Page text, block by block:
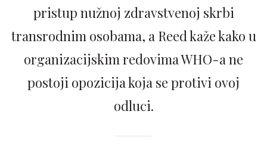
pristup nužnoj zdravstvenoj skrbi
transrodnim osobama, a Reed kaže kako u
organizacijskim redovima WHO-a ne
postoji opozicija koja se protivi ovoj
odluci.